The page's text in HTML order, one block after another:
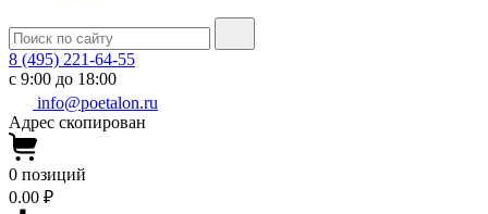
8 (495) 221-64-55
с 9:00 до 18:00
info@poetalon.ru
Адрес скопирован
0 позиций
0.00 ₽